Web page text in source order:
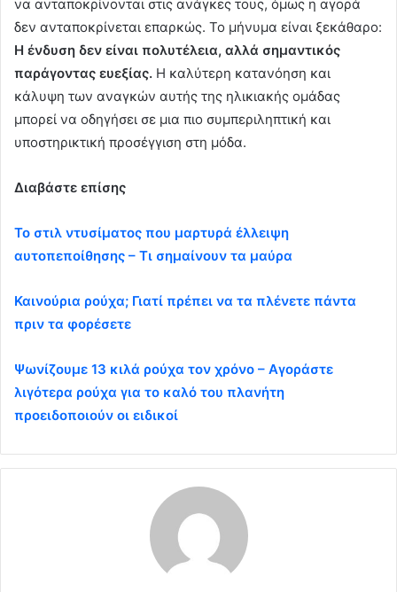
να ανταποκρίνονται στις ανάγκες τους, όμως η αγορά
δεν ανταποκρίνεται επαρκώς. Το μήνυμα είναι ξεκάθαρο:
Η ένδυση δεν είναι πολυτέλεια, αλλά σημαντικός
παράγοντας ευεξίας. Η καλύτερη κατανόηση και
κάλυψη των αναγκών αυτής της ηλικιακής ομάδας
μπορεί να οδηγήσει σε μια πιο συμπεριληπτική και
υποστηρικτική προσέγγιση στη μόδα.
Διαβάστε επίσης
Το στιλ ντυσίματος που μαρτυρά έλλειψη
αυτοπεποίθησης – Τι σημαίνουν τα μαύρα
Καινούρια ρούχα; Γιατί πρέπει να τα πλένετε πάντα
πριν τα φορέσετε
Ψωνίζουμε 13 κιλά ρούχα τον χρόνο – Αγοράστε
λιγότερα ρούχα για το καλό του πλανήτη
προειδοποιούν οι ειδικοί